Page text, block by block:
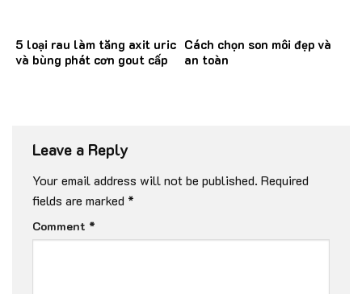
5 loại rau làm tăng axit uric
và bùng phát cơn gout cấp
Cách chọn son môi đẹp và
an toàn
Leave a Reply
Your email address will not be published. Required
fields are marked *
Comment *